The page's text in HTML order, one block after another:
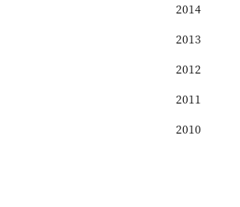
2014
2013
2012
2011
2010